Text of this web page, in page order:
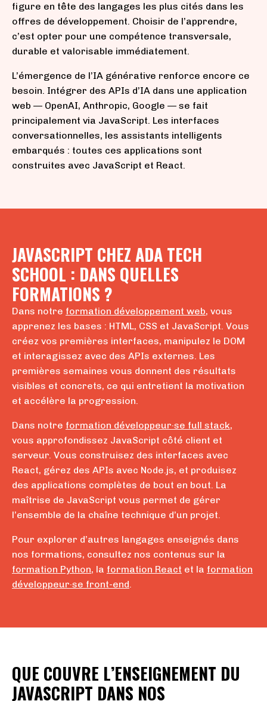
figure en tête des langages les plus cités dans les
offres de développement. Choisir de l’apprendre,
c’est opter pour une compétence transversale,
durable et valorisable immédiatement.
L’émergence de l’IA générative renforce encore ce
besoin. Intégrer des APIs d’IA dans une application
web — OpenAI, Anthropic, Google — se fait
principalement via JavaScript. Les interfaces
conversationnelles, les assistants intelligents
embarqués : toutes ces applications sont
construites avec JavaScript et React.
JAVASCRIPT CHEZ ADA TECH
SCHOOL : DANS QUELLES
FORMATIONS ?
Dans notre formation développement web, vous
apprenez les bases : HTML, CSS et JavaScript. Vous
créez vos premières interfaces, manipulez le DOM
et interagissez avec des APIs externes. Les
premières semaines vous donnent des résultats
visibles et concrets, ce qui entretient la motivation
et accélère la progression.
Dans notre formation développeur·se full stack,
vous approfondissez JavaScript côté client et
serveur. Vous construisez des interfaces avec
React, gérez des APIs avec Node.js, et produisez
des applications complètes de bout en bout. La
maîtrise de JavaScript vous permet de gérer
l’ensemble de la chaîne technique d’un projet.
Pour explorer d’autres langages enseignés dans
nos formations, consultez nos contenus sur la
formation Python, la formation React et la formation
développeur·se front-end.
QUE COUVRE L’ENSEIGNEMENT DU
JAVASCRIPT DANS NOS